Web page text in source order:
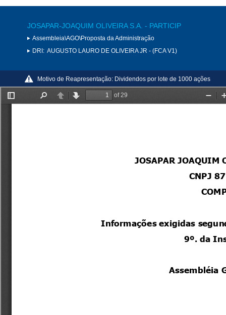
JOSAPAR-JOAQUIM OLIVEIRA S.A. - PARTICIP
Assembleia\AGO\Proposta da Administração
DRI: AUGUSTO LAURO DE OLIVEIRA JR - (FCA V1)
Motivo de Reapresentação: Dividendos por lote de 1000 ações